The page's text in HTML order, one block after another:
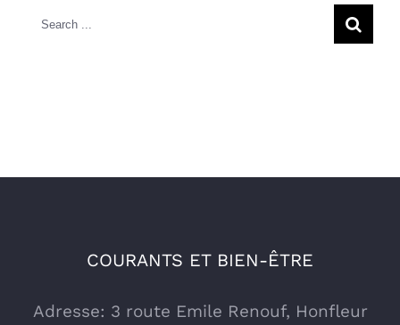
Search
COURANTS ET BIEN-ÊTRE
Adresse: 3 route Emile Renouf, Honfleur